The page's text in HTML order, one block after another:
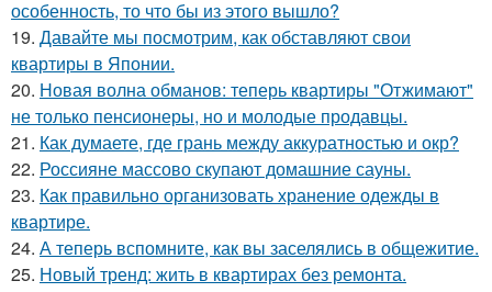
особенность, то что бы из этого вышло?
19. Давайте мы посмотрим, как обставляют свои
квартиры в Японии.
20. Новая волна обманов: теперь квартиры "Отжимают"
не только пенсионеры, но и молодые продавцы.
21. Как думаете, где грань между аккуратностью и окр?
22. Россияне массово скупают домашние сауны.
23. Как правильно организовать хранение одежды в
квартире.
24. А теперь вспомните, как вы заселялись в общежитие.
25. Новый тренд: жить в квартирах без ремонта.